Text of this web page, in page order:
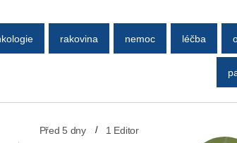
rakovina nemoc léčba
Před 5 dny 1 Editor